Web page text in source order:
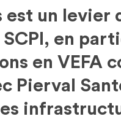
est un levier
en
en VEFA
Pierval